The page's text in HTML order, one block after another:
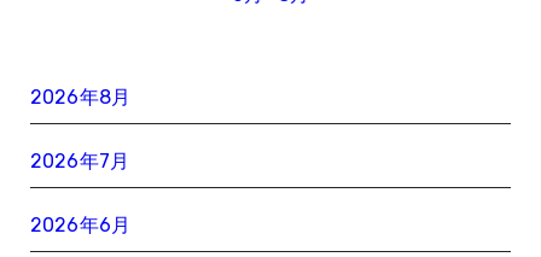
2026年8月
2026年7月
2026年6月